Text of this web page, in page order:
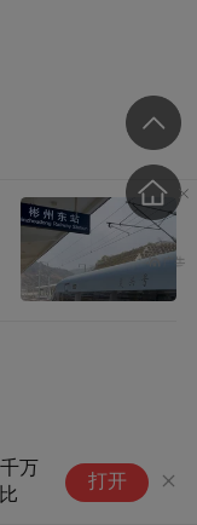
港金管局与迪拜金管
融会议
打开